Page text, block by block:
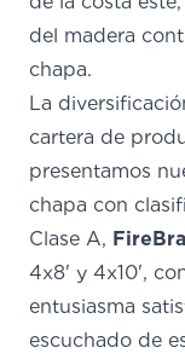
del madera
chapa.
La
cartera de
presentamos
chapa con
Clase A,
4x8' y 4x10',
entusiasma
escuchado de